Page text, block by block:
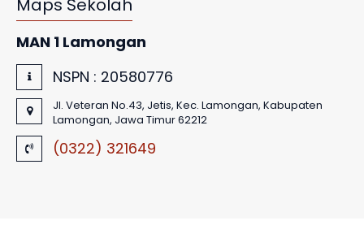
Maps Sekolah
MAN 1 Lamongan
NSPN : 20580776
Jl. Veteran No.43, Jetis, Kec. Lamongan, Kabupaten
Lamongan, Jawa Timur 62212
(0322) 321649